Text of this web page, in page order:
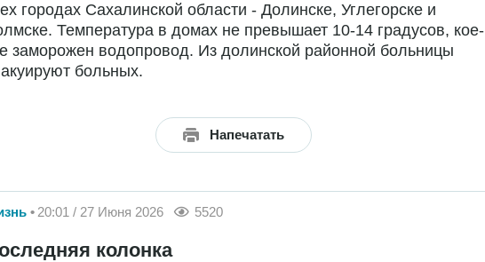
городах Сахалинской области - Долинске, Углегорске и
Температура в домах не превышает 10-14 градусов, кое-
заморожен водопровод. Из долинской районной больницы
больных.
Напечатать
20:01 / 27 Июня 2026 5520
колонка